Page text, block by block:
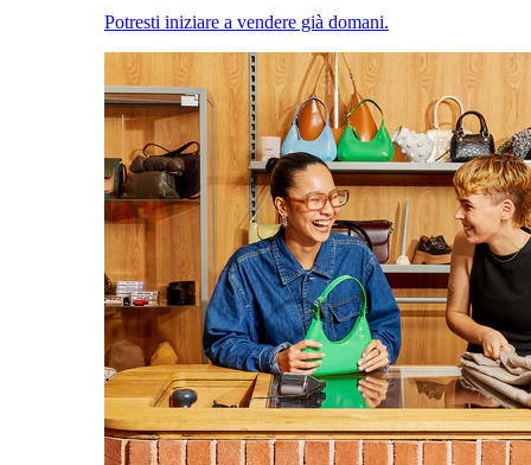
Potresti iniziare a vendere già domani.